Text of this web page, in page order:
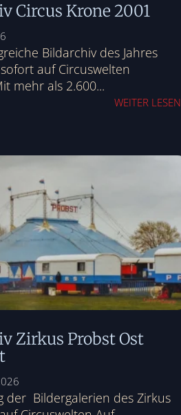
Circus Krone 2001
Bildarchiv des Jahres
auf Circuswelten
mehr als 2.600...
WEITER LESEN
Zirkus Probst Ost
der Bildergalerien des Zirkus